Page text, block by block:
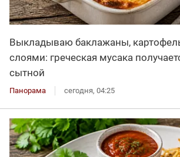
Выкладываю баклажаны,
слоями: греческая мусака
сытной
Панорама сегодня, 04:25